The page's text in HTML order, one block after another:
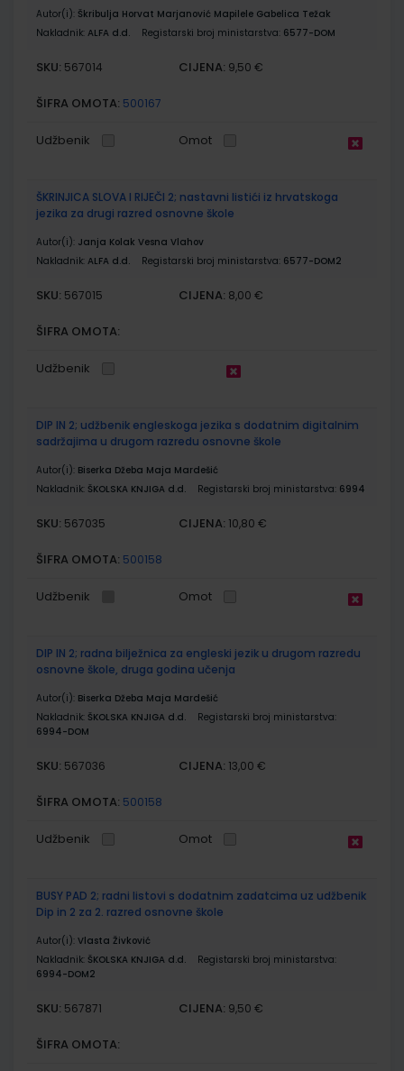
Autor(i): Škribulja Horvat Marjanović Mapilele Gabelica Težak
Nakladnik: ALFA d.d. Registarski broj ministarstva: 6577-DOM
SKU: 567014 CIJENA: 9,50 €
ŠIFRA OMOTA: 500167
Udžbenik Omot
ŠKRINJICA SLOVA I RIJEČI 2; nastavni listići iz hrvatskoga
jezika za drugi razred osnovne škole
Autor(i): Janja Kolak Vesna Vlahov
Nakladnik: ALFA d.d. Registarski broj ministarstva: 6577-DOM2
SKU: 567015 CIJENA: 8,00 €
ŠIFRA OMOTA:
Udžbenik
DIP IN 2; udžbenik engleskoga jezika s dodatnim digitalnim
sadržajima u drugom razredu osnovne škole
Autor(i): Biserka Džeba Maja Mardešić
Nakladnik: ŠKOLSKA KNJIGA d.d. Registarski broj ministarstva: 6994
SKU: 567035 CIJENA: 10,80 €
ŠIFRA OMOTA: 500158
Udžbenik Omot
DIP IN 2; radna bilježnica za engleski jezik u drugom razredu
osnovne škole, druga godina učenja
Autor(i): Biserka Džeba Maja Mardešić
Nakladnik: ŠKOLSKA KNJIGA d.d.
Registarski broj ministarstva:
6994-DOM
SKU: 567036 CIJENA: 13,00 €
ŠIFRA OMOTA: 500158
Udžbenik Omot
BUSY PAD 2; radni listovi s dodatnim zadatcima uz udžbenik
Dip in 2 za 2. razred osnovne škole
Autor(i): Vlasta Živković
Nakladnik: ŠKOLSKA KNJIGA d.d.
Registarski broj ministarstva:
6994-DOM2
SKU: 567871 CIJENA: 9,50 €
ŠIFRA OMOTA: